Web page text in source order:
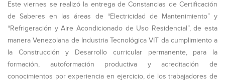
Este viernes se realizó la entrega de Constancias de Certificación
de Saberes en las áreas de “Electricidad de Mantenimiento” y
“Refrigeración y Aire Acondicionado de Uso Residencial”, de esta
manera Venezolana de Industria Tecnológica VIT da cumplimiento a
la Construcción y Desarrollo curricular permanente, para la
formación, autoformación productiva y acreditación de
conocimientos por experiencia en ejercicio, de los trabajadores de